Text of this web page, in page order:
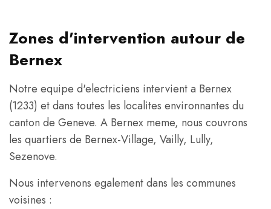
Zones d'intervention autour de
Bernex
Notre equipe d'electriciens intervient a Bernex
(1233) et dans toutes les localites environnantes du
canton de Geneve. A Bernex meme, nous couvrons
les quartiers de Bernex-Village, Vailly, Lully,
Sezenove.
Nous intervenons egalement dans les communes
voisines :